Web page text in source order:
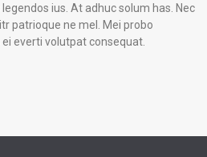
ius. At adhuc solum has. Nec
patrioque ne mel. Mei probo
everti volutpat consequat.